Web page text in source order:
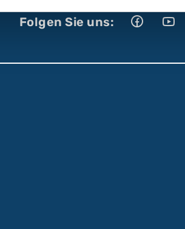
Folgen Sie uns: